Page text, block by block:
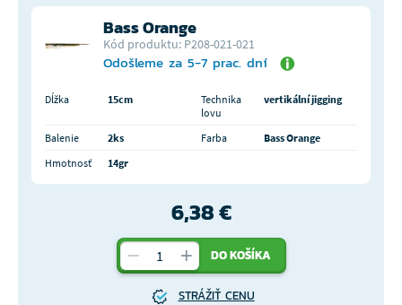
Bass Orange
Kód produktu: P208-021-021
Odošleme za 5-7 prac. dní
Dĺžka 15cm
Technika
lovu
vertikální jigging
Balenie 2ks Farba
Bass Orange
Hmotnosť
14gr
6,38 €
DO KOŠÍKA
STRÁŽIŤ CENU